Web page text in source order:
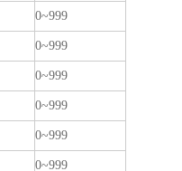
0~999
0~999
0~999
0~999
0~999
0~999